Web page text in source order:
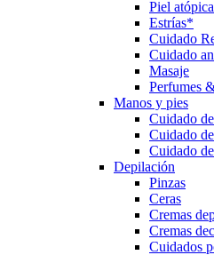
Piel
Estrías*
Cuidado
Cuidado
Masaje
Perfumes
Manos y pies
Cuidado
Cuidado
Cuidado
Depilación
Pinzas
Ceras
Cremas
Cremas
Cuidados